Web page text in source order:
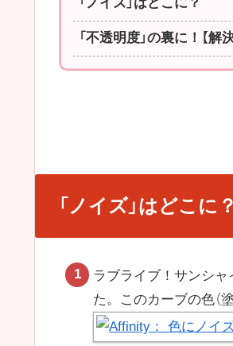
「不透明度」の裏に！【解
「ノイズ」はどこに？
ラブライブ！サンシャ
た。このカーブの色（